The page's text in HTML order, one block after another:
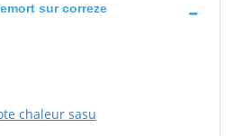
sur correze
chaleur sasu